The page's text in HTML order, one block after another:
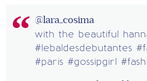
@lara_cosima
with the beautiful
#lebaldesdebutantes
#paris #gossipgirl